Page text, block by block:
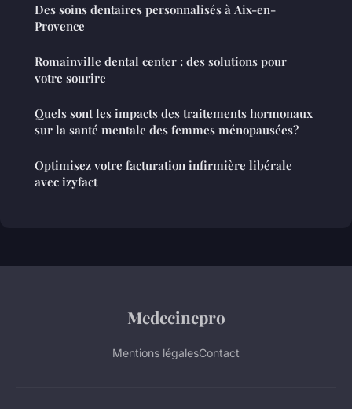
Des soins dentaires personnalisés à Aix-en-
Provence
Romainville dental center : des solutions pour
votre sourire
Quels sont les impacts des traitements hormonaux
sur la santé mentale des femmes ménopausées?
Optimisez votre facturation infirmière libérale
avec izyfact
Medecinepro
Mentions légalesContact